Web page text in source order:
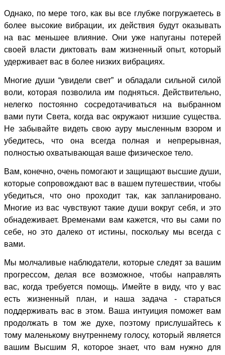
Однако, по мере того, как вы все глубже погружаетесь в
более высокие вибрации, их действия будут оказывать
на вас меньшее влияние. Они уже напуганы потерей
своей власти диктовать вам жизненный опыт, который
удерживает вас в более низких вибрациях.
Многие души “увидели свет” и обладали сильной силой
воли, которая позволила им подняться. Действительно,
нелегко постоянно сосредотачиваться на выбранном
вами пути Света, когда вас окружают низшие существа.
Не забывайте видеть свою ауру мысленным взором и
убедитесь, что она всегда полная и непрерывная,
полностью охватывающая ваше физическое тело.
Вам, конечно, очень помогают и защищают высшие души,
которые сопровождают вас в вашем путешествии, чтобы
убедиться, что оно проходит так, как запланировано.
Многие из вас чувствуют такие души вокруг себя, и это
обнадеживает. Временами вам кажется, что вы сами по
себе, но это далеко от истины, поскольку мы всегда с
вами.
Мы молчаливые наблюдатели, которые следят за вашим
прогрессом, делая все возможное, чтобы направлять
вас, когда требуется помощь. Имейте в виду, что у вас
есть жизненный план, и наша задача - стараться
поддерживать вас в этом. Ваша интуиция поможет вам
продолжать в том же духе, поэтому прислушайтесь к
тому маленькому внутреннему голосу, который является
вашим Высшим Я, которое знает, что вам нужно для